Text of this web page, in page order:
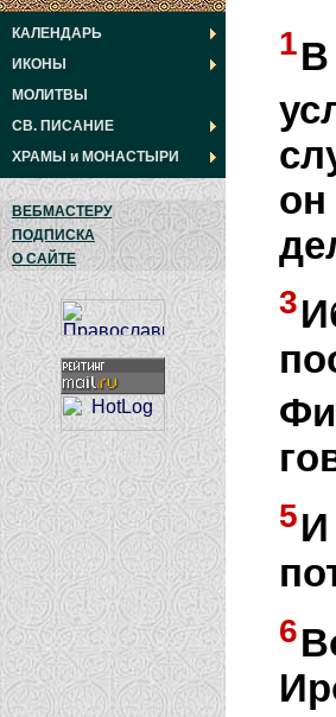
КАЛЕНДАРЬ
ИКОНЫ
МОЛИТВЫ
СВ. ПИСАНИЕ
ХРАМЫ и МОНАСТЫРИ
ВЕБМАСТЕРУ
ПОДПИСКА
О САЙТЕ
1
3
5
6